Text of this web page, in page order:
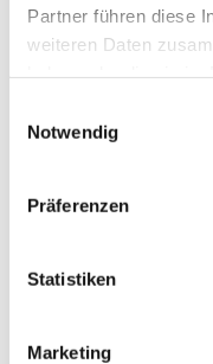
Partner führen diese
weiteren Daten
Notwendig
Präferenzen
Statistiken
Marketing
Gras
insbesondere
enthalten ist,
Die Krankheit:
handelt sich um
kann, wenn das